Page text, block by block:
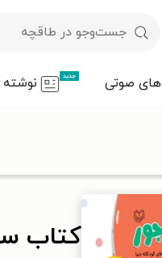
صوتی جدید نوشته
کتاب